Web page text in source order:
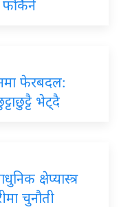
फर्किने
फेरबदल:
भेट्दै
क्षेप्यास्त्र
चुनौती